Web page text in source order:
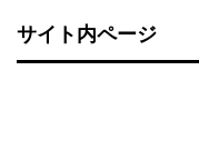
サイト内ページ